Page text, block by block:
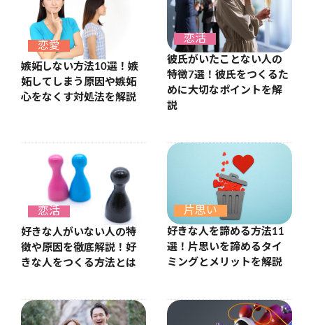
恋愛
嫉妬しない方法10選！嫉
妬してしまう原因や嫉妬
心をなくす対処法を解説
恋活
彼氏がいたことない人の
特徴7選！彼氏をつくるた
めに大切なポイントを解
説
恋活
好きな人がいない人の特
徴や原因を徹底解説！好
きな人をつくる方法とは
片思い
好きな人を諦める方法11
選！片思いを諦めるタイ
ミングとメリットを解説